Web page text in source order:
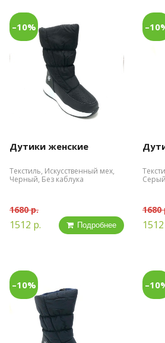
–10%
Дутики женские
Текстиль, Искусственный мех,
Черный, Без каблука
1680 р.
1512 р. Подробнее
1680
–10%